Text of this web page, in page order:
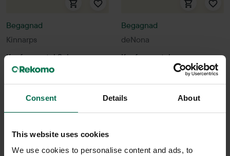
Consent Details About
This website uses cookies
We use cookies to personalise content and ads, to
Kinnarps
Begagnad
Konferensstol Solo
650 kr
C02
deNona
Begagnad
Konferensstol